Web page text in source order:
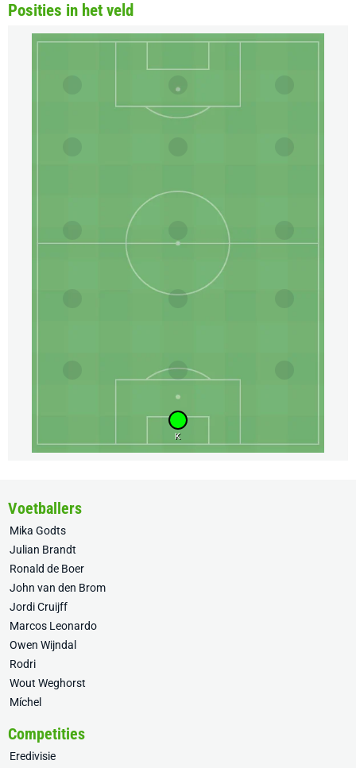
Posities in het veld
K
Voetballers
Mika Godts
Julian Brandt
Ronald de Boer
John van den Brom
Jordi Cruijff
Marcos Leonardo
Owen Wijndal
Rodri
Wout Weghorst
Míchel
Competities
Eredivisie